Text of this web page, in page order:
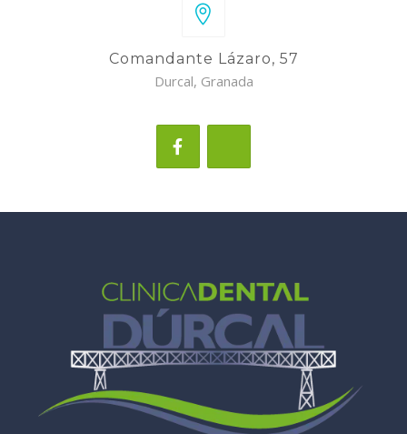
Comandante Lázaro, 57
Durcal, Granada